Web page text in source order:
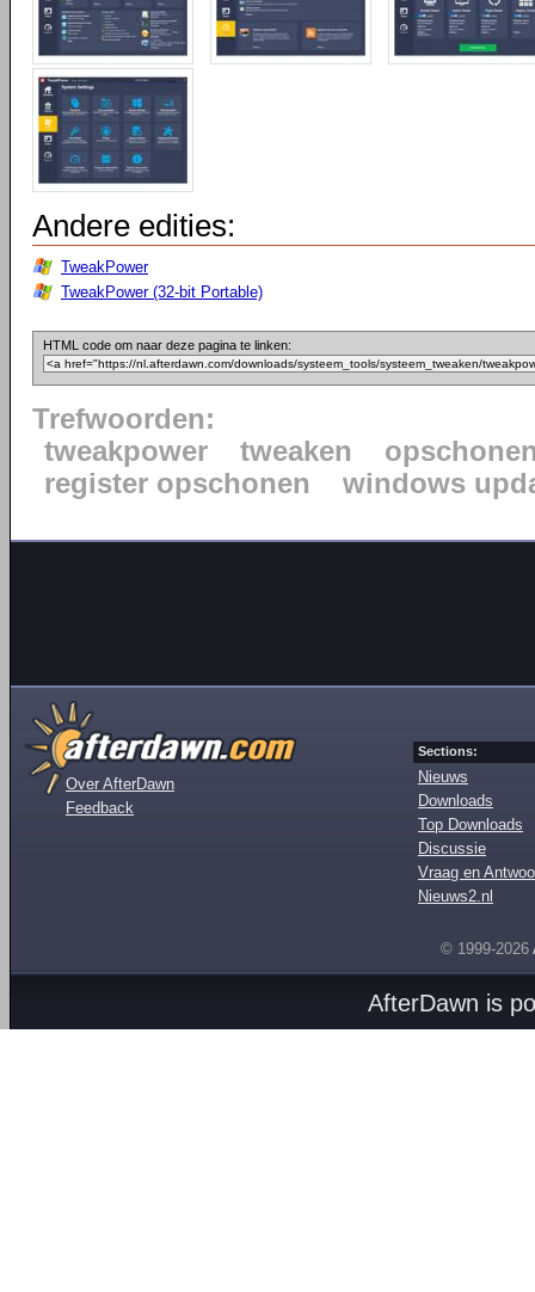
Andere edities:
TweakPower
TweakPower (32-bit Portable)
HTML code om naar deze pagina te linken:
Trefwoorden:
tweakpower
tweaken
register opschonen
windows
Over AfterDawn
Feedback
Sections:
Nieuws
Downloads
Top Downloads
Discussie
Vraag en
Nieuws2.nl
© 1999-2026
AfterDawn is